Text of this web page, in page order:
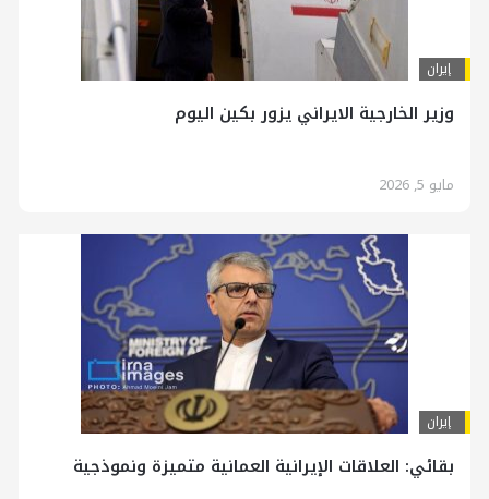
إيران
وزير الخارجية الايراني يزور بكين اليوم
مايو 5, 2026
إيران
بقائي: العلاقات الإيرانية العمانية متميزة ونموذجية